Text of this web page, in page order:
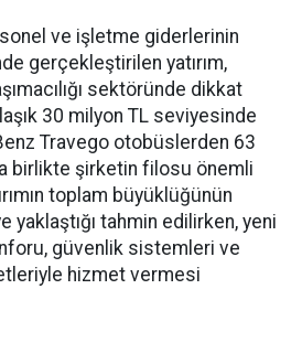
ve işletme giderlerinin
gerçekleştirilen yatırım,
sektöründe dikkat
30 milyon TL seviyesinde
Travego otobüslerden 63
birlikte şirketin filosu önemli
toplam büyüklüğünün
yaklaştığı tahmin edilirken, yeni
güvenlik sistemleri ve
hizmet vermesi